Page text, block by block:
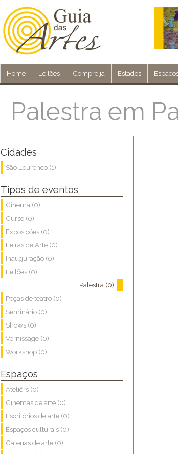
Home Leilões Compre já Estados
Palestra em
Cidades
São Lourenco (1)
Tipos de eventos
Cinema (0)
Curso (0)
Exposições (0)
Feiras de Arte (0)
Inauguração (0)
Leilões (0)
Palestra (0)
Peças de teatro (0)
Seminário (0)
Shows (0)
Vernissage (0)
Workshop (0)
Espaços
Ateliêrs (0)
Cinemas de arte (0)
Escritórios de arte (0)
Espaços culturais (0)
Galerias de arte (0)
Institutos (0)